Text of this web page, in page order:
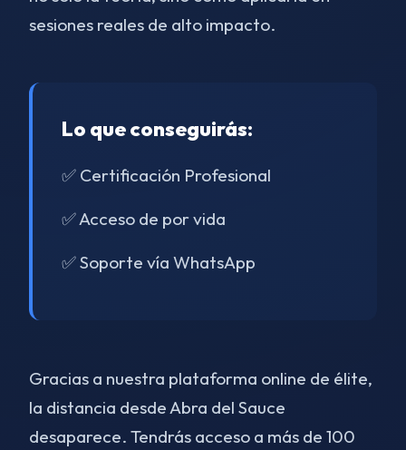
sesiones reales de alto impacto.
Lo que conseguirás:
✅ Certificación Profesional
✅ Acceso de por vida
✅ Soporte vía WhatsApp
Gracias a nuestra plataforma online de élite,
la distancia desde Abra del Sauce
desaparece. Tendrás acceso a más de 100